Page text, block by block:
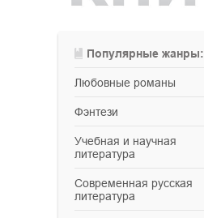
Популярные жанры:
любовные романы
фэнтези
учебная и научная
литература
современная русская
литература